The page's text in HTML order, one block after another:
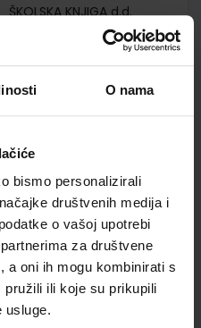
O nama
bismo personalizirali
društvenih medija i
o vašoj upotrebi
za društvene
a oni ih mogu kombinirati s
ili koje su prikupili
usluge.
ŠKOLSKA KNJIGA d.d.
Vladimir Paar Anica Hrlec
40 4.RAZRED SŠ
2 GIMNAZIJA
7621-DOM